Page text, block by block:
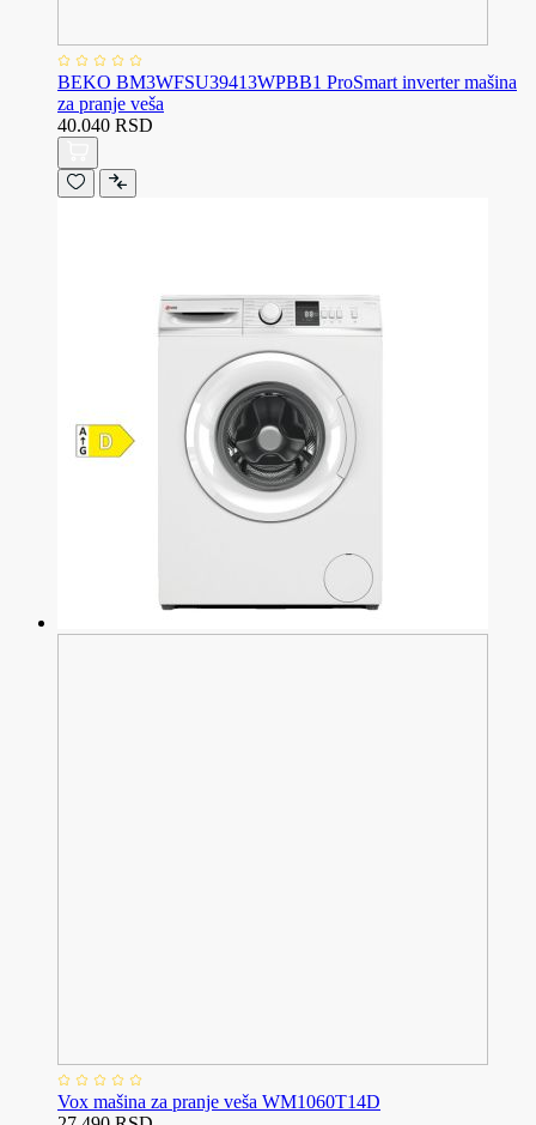
BEKO BM3WFSU39413WPBB1 ProSmart inverter mašina
za pranje veša
40.040 RSD
Vox mašina za pranje veša WM1060T14D